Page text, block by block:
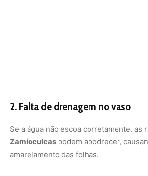
Embora seja uma planta resistente, a
tolera luz solar direta por muitas horas.